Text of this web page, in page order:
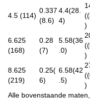
4.5 (114)
0.337
(8.6)
4.4(28.
4)
)
6.625
(168)
0.28
(7)
5.58(36
.0)
)
8.625
(219)
0.25(
6)
6.58(42
.5)
)
Alle bovenstaande